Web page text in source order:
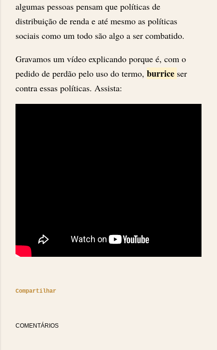
algumas pessoas pensam que políticas de
distribuição de renda e até mesmo as políticas
sociais como um todo são algo a ser combatido.
Gravamos um vídeo explicando porque é, com o
pedido de perdão pelo uso do termo, burrice ser
contra essas políticas. Assista:
Compartilhar
COMENTÁRIOS